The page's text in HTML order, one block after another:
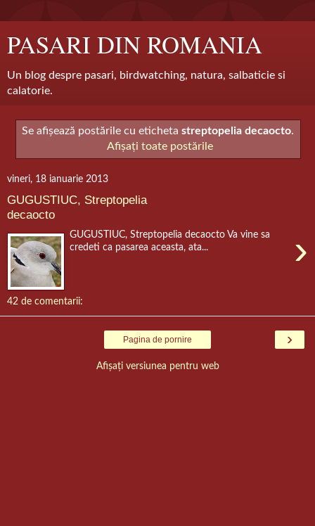
PASARI DIN ROMANIA
Un blog despre pasari, birdwatching, natura, salbaticie si
calatorie.
Se afișează postările cu eticheta streptopelia decaocto.
Afișați toate postările
vineri, 18 ianuarie 2013
GUGUSTIUC, Streptopelia
decaocto
›
GUGUSTIUC, Streptopelia decaocto Va vine sa
credeti ca pasarea aceasta, ata...
42 de comentarii:
›
Pagina de pornire
Afișați versiunea pentru web